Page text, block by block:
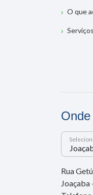
O que
Rua
Joaçaba